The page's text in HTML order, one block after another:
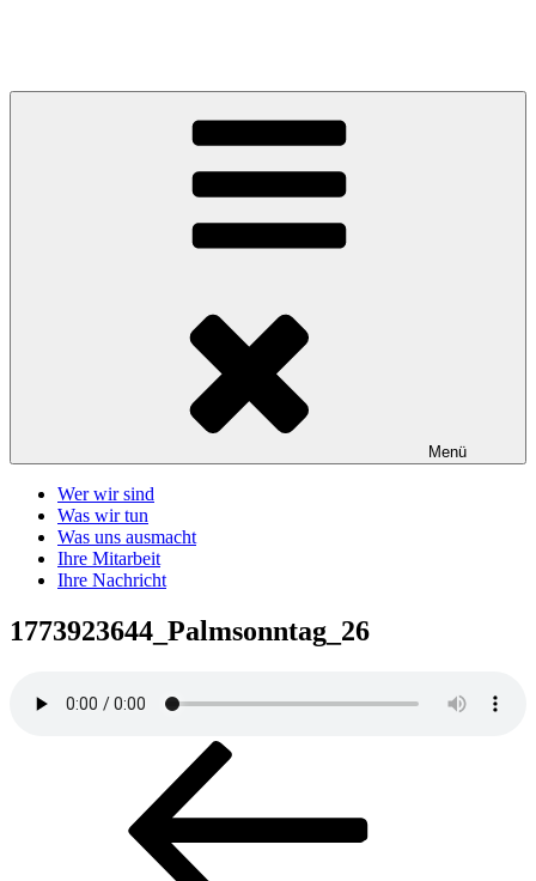
Menü
Wer wir sind
Was wir tun
Was uns ausmacht
Ihre Mitarbeit
Ihre Nachricht
1773923644_Palmsonntag_26
Beitragsnavigation